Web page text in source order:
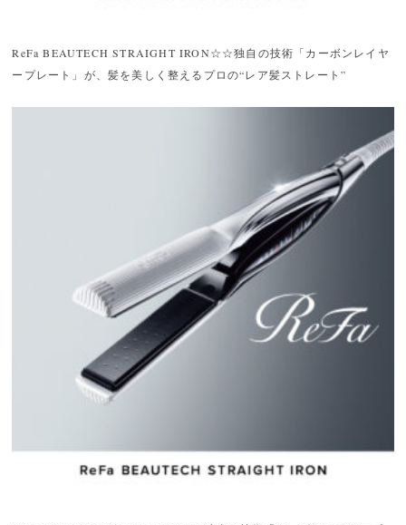
ReFa BEAUTECH STRAIGHT IRON☆☆独自の技術「カーボンレイヤ
ープレート」が、髪を美しく整えるプロの“レア髪ストレート”